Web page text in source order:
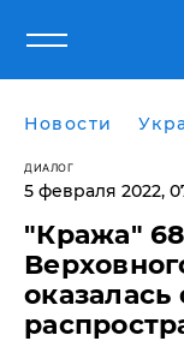
Новости
ДИАЛОГ
5 февраля 2022,
"Кража"